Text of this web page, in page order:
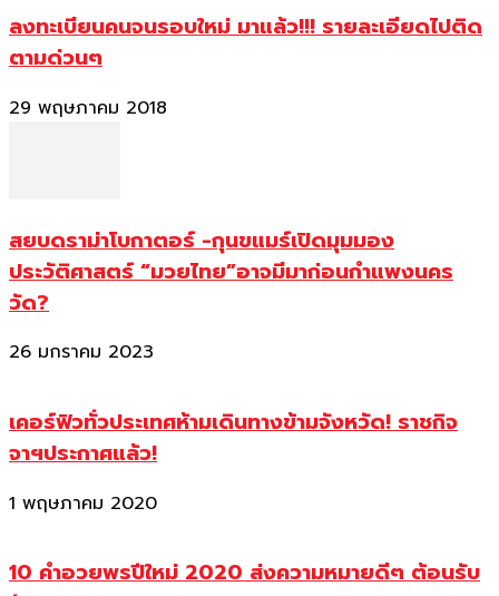
ลงทะเบียนคนจนรอบใหม่ มาแล้ว!!! รายละเอียดไปติด
ตามด่วนๆ
29 พฤษภาคม 2018
สยบดราม่าโบกาตอร์ -กุนขแมร์เปิดมุมมอง
ประวัติศาสตร์ “มวยไทย”อาจมีมาก่อนกำแพงนคร
วัด?
26 มกราคม 2023
เคอร์ฟิวทั่วประเทศห้ามเดินทางข้ามจังหวัด! ราชกิจ
จาฯประกาศแล้ว!
1 พฤษภาคม 2020
10 คำอวยพรปีใหม่ 2020 ส่งความหมายดีๆ ต้อนรับ